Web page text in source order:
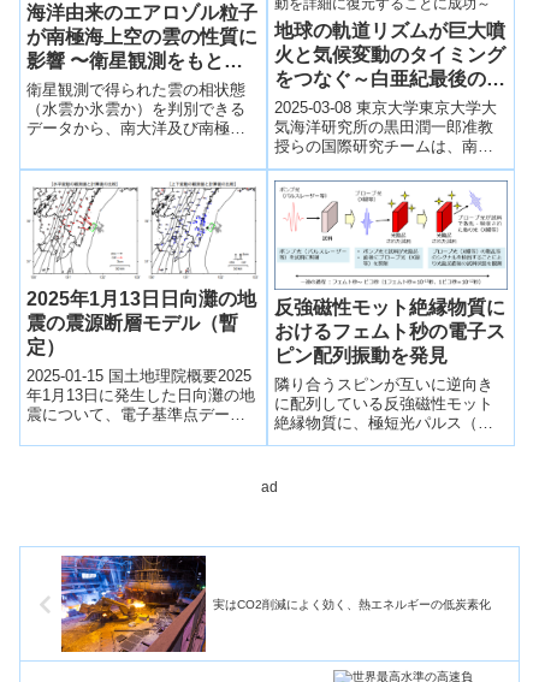
海洋由来のエアロゾル粒子
が南極海上空の雲の性質に
影響 〜衛星観測をもとに
解明〜
衛星観測で得られた雲の相状態
（水雲か氷雲か）を判別できる
データから、南大洋及び南極大
調査しました。夏季には、上空
の気温が約-10℃以上の環境下
で、ほかの温度帯よりも氷雲の
存在割合が高く、海洋生物由来
の粒子が氷晶の核となり氷雲の
形成を促進している可能性が示
されました。一方、冬季には、
海から大気へ雲の核となる粒子
を大量に供給する波しぶきが形
成される強風時に、上空の気温
が約-20℃以上の環境下で氷雲の
存在割合が高くなることが明ら
かとなりました。
地球の軌道リズムが巨大噴
火と気候変動のタイミング
をつなぐ～白亜紀最後の
100万年間の気候変動を詳
細に復元することに成功～
2025-03-08 東京大学​東京大学大
気海洋研究所の黒田潤一郎准教
授らの国際研究チームは、南大
西洋と北太平洋の海底掘削コア
を解析し、白亜紀末期（約6700
万...
2025年1月13日日向灘の地
震の震源断層モデル（暫
定）
2025-01-15 国土地理院概要2025
年1月13日に発生した日向灘の地
震について、電子基準点データ
反強磁性モット絶縁物質に
おけるフェムト秒の電子ス
ピン配列振動を発見
隣り合うスピンが互いに逆向き
に配列している反強磁性モット
絶縁物質に、極短光パルス（レ
ーザー光）を照射すると、逆向
戻ったりする振動が、100兆分の
ad
実はCO2削減によく効く、熱エネルギーの低炭素化